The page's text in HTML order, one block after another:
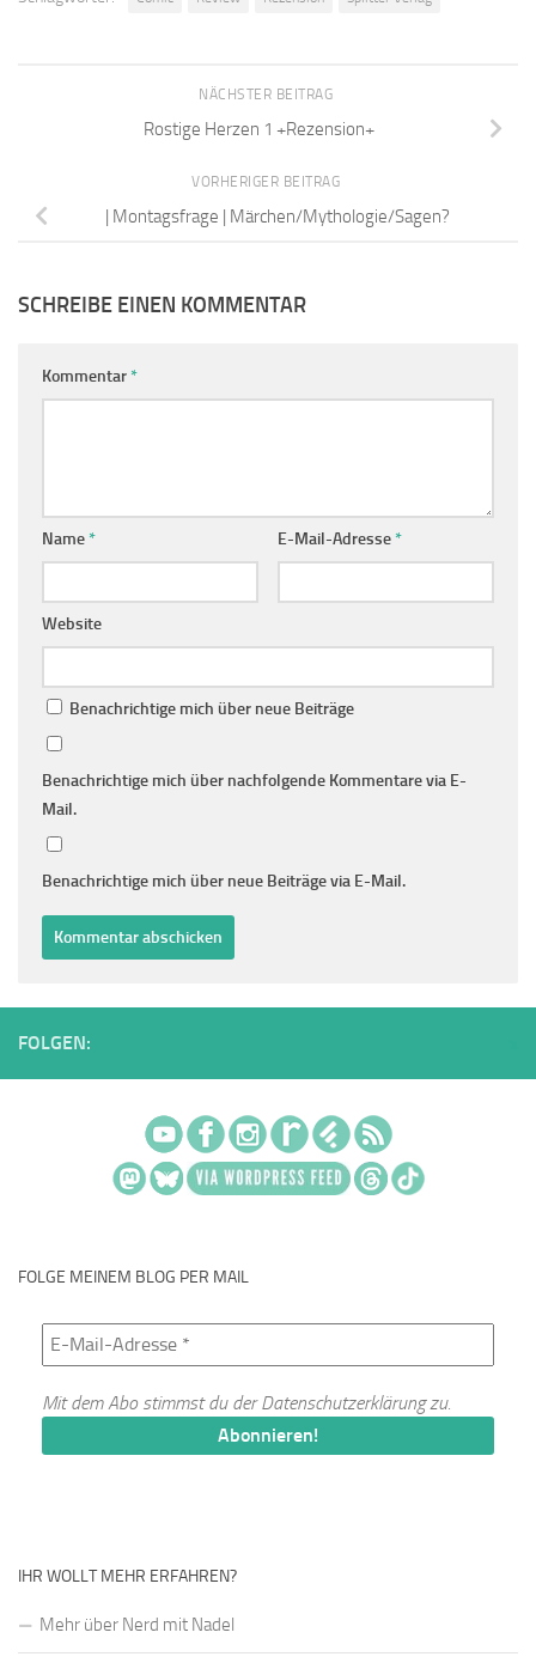
NÄCHSTER BEITRAG
Rostige Herzen 1 +Rezension+
VORHERIGER BEITRAG
| Montagsfrage | Märchen/Mythologie/Sagen?
SCHREIBE EINEN KOMMENTAR
Kommentar*
Name* E-Mail-Adresse*
Website
Benachrichtige mich über neue Beiträge
Benachrichtige mich über nachfolgende Kommentare via E-
Mail.
Benachrichtige mich über neue Beiträge via E-Mail.
FOLGEN:
FOLGE MEINEM BLOG PER MAIL
Mit dem Abo stimmst du derDatenschutzerklärungzu.
IHR WOLLT MEHR ERFAHREN?
Mehr über Nerd mit Nadel